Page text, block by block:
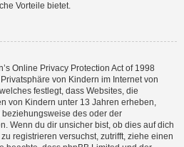
Vorteile bietet.
Online Privacy Protection Act of 1998
von Kindern im Internet von
festlegt, dass Websites, die
von Kindern unter 13 Jahren erheben,
des oder der
Wenn du dir unsicher bist, ob dies auf dich
registrieren versuchst, zutrifft, ziehe einen